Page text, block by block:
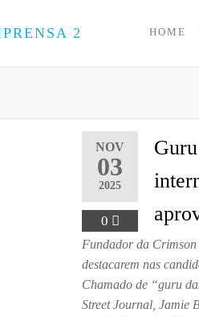
UP
Pequenas
Empresas
HOME
NOV
03
2025
0
Fundador da
destacarem nas
Chamado de “guru
Street Journal, Jamie